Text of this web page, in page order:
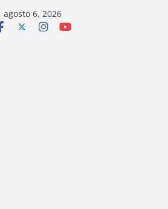
agosto 6, 2026